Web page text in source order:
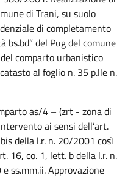
di Trani, su suolo
di completamento
bs.bd” del Pug del comune
comparto urbanistico
al foglio n. 35 p.lle n.
as/4 – (zrt - zona di
ai sensi dell’art.
della l.r. n. 20/2001 così
16, co. 1, lett. b della l.r. n.
ss.mm.ii. Approvazione